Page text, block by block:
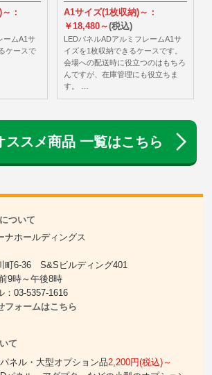
：
ームA1サ
ケースで
A1サイズ(1枚収納)～：
￥18,480～(税込)
LEDパネルADアルミフレームA1サ
イズを1枚収納できるケースです。
会場への配送時に役立つのはもちろ
んですが、在庫管理にも役立ちま
す。 …
ススメ商品 一覧はこちら
ついて
ナホールディングス
町6-36 S&Sビルディング401
9時～午後8時
：03-5357-1616
フォームはこちら
て
ネル・大型オプション品2,200円(税込)～